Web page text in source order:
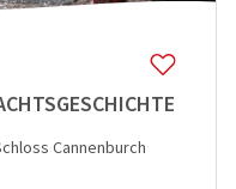
Cannenburch